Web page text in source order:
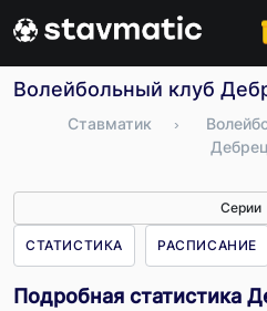
Волейбольный клуб
Ставматик ›
Серии
СТАТИСТИКА РАСПИСАНИЕ
Подробная статистика